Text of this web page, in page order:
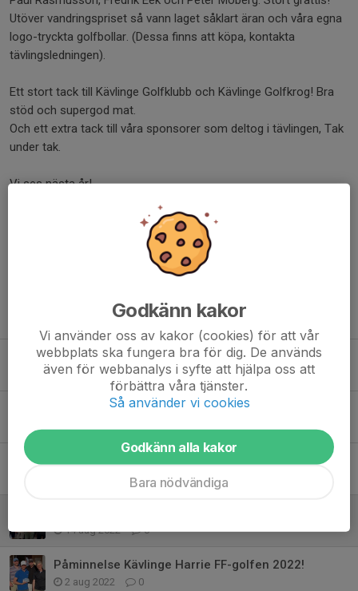
Utöver vandringspriset så vann laget såklart äran och våra egna
logo-tryckta golfbollar. (Dessa finns att köpa, kontakta
tävlingsledningen).
Ett stort tack till Kävlinge Golfklubb och Kävlinge Golfkrog! Bra
stöd och supergod mat.
Och ett extra tack till våra sponsorer som deltog i tävlingen, Tak
under tak.
Vi ses nästa år!
Tidigare nyheter
Årets vinnare i KHFF-golfen 2026!
7 jun, 10:56 0
Årets vinnare i KHFF-golfen 2025!
7 jun 2025 0
Årets vinnare KHFF-golfen 2024
0
14 aug 2022 0
Påminnelse Kävlinge Harrie FF-golfen 2022!
2 aug 2022 0
Godkänn kakor
Vi använder oss av kakor (cookies) för att vår
webbplats ska fungera bra för dig. De används
även för webbanalys i syfte att hjälpa oss att
förbättra våra tjänster.
Så använder vi cookies
Godkänn alla kakor
Bara nödvändiga